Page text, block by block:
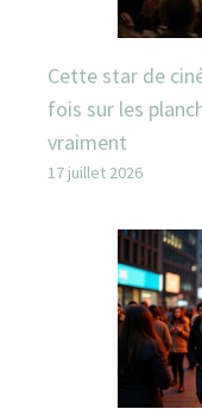
Cette star de
fois sur les
vraiment
17 juillet 2026